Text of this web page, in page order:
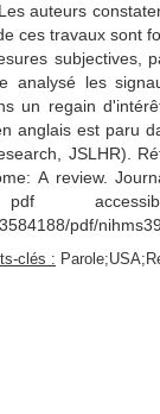
auteurs
ces travaux sont
subjectives,
analysé les
un regain
anglais est paru
JSLHR).
A review.
pdf
pdf/
clés :